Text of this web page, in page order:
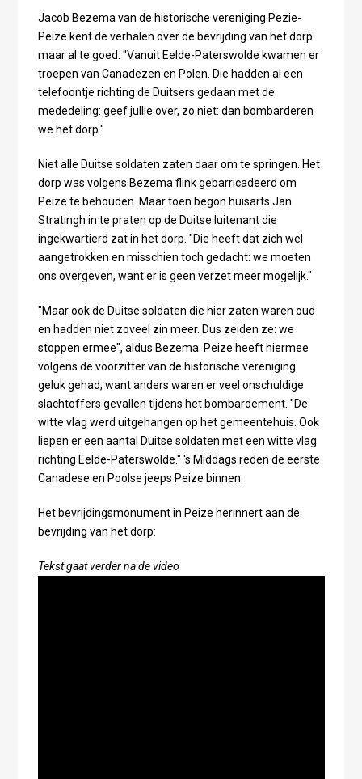
Jacob Bezema van de historische vereniging Pezie-
Peize kent de verhalen over de bevrijding van het dorp
maar al te goed. "Vanuit Eelde-Paterswolde kwamen er
troepen van Canadezen en Polen. Die hadden al een
telefoontje richting de Duitsers gedaan met de
mededeling: geef jullie over, zo niet: dan bombarderen
we het dorp."
Niet alle Duitse soldaten zaten daar om te springen. Het
dorp was volgens Bezema flink gebarricadeerd om
Peize te behouden. Maar toen begon huisarts Jan
Stratingh in te praten op de Duitse luitenant die
ingekwartierd zat in het dorp. "Die heeft dat zich wel
aangetrokken en misschien toch gedacht: we moeten
ons overgeven, want er is geen verzet meer mogelijk."
"Maar ook de Duitse soldaten die hier zaten waren oud
en hadden niet zoveel zin meer. Dus zeiden ze: we
stoppen ermee", aldus Bezema. Peize heeft hiermee
volgens de voorzitter van de historische vereniging
geluk gehad, want anders waren er veel onschuldige
slachtoffers gevallen tijdens het bombardement. "De
witte vlag werd uitgehangen op het gemeentehuis. Ook
liepen er een aantal Duitse soldaten met een witte vlag
richting Eelde-Paterswolde." 's Middags reden de eerste
Canadese en Poolse jeeps Peize binnen.
Het bevrijdingsmonument in Peize herinnert aan de
bevrijding van het dorp:
Tekst gaat verder na de video